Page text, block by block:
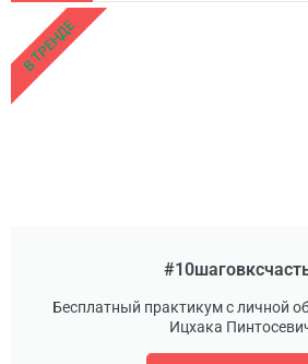
Бесплатный практикум с личной
Ицхака
В ТРЕНДЕ